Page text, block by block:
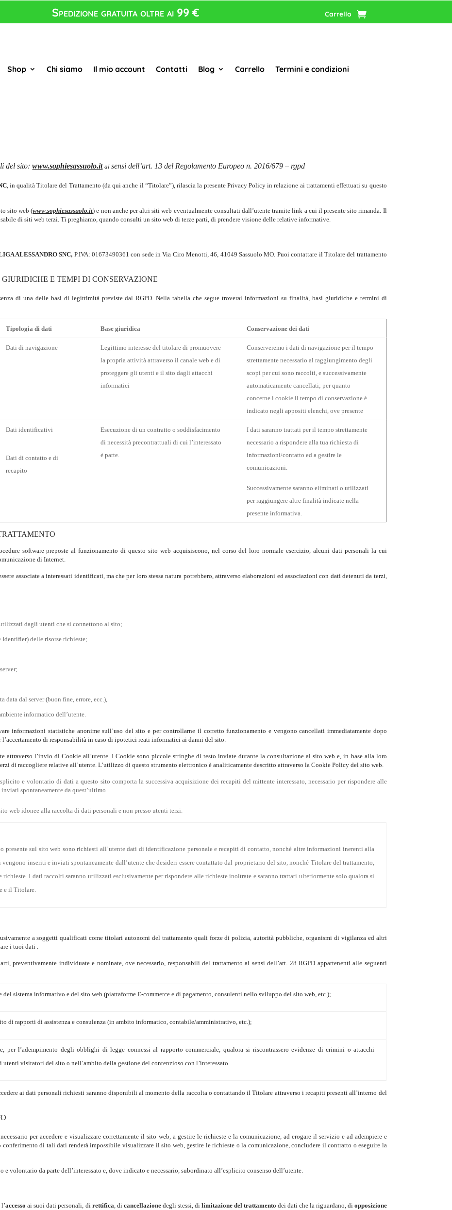
Spedizione gratuita oltre ai 99 € Carrello
Shop Chi siamo Il mio account Contatti Blog Carrello Termini e condizioni
del sito:www.sophiesassuolo.it aisensi dell’art. 13 del Regolamento Europeo n. 2016/679 –rgpd
, in qualità Titolare del Trattamento (da qui anche il “Titolare”), rilascia la presente Privacy Policy in relazione ai trattamenti effettuati su questo
sito web (www.sophiesassuolo.it) e non anche per altri siti web eventualmente consultati dall’utente tramite link a cui il presente sito rimanda. Il
di siti web terzi. Ti preghiamo, quando consulti un sito web di terze parti, di prendere visione delle relative informative.
ALESSANDRO SNC, P.IVA: 01673490361 con sede in Via Ciro Menotti, 46, 41049 Sassuolo MO. Puoi contattare il Titolare del trattamento
E TEMPI DI CONSERVAZIONE
di una delle basi di legittimità previste dal RGPD. Nella tabella che segue troverai informazioni su finalità, basi giuridiche e termini di
Tipologia di dati Base giuridica Conservazione dei dati
Dati di navigazione
Legittimo interesse del titolare di promuovere
la propria attività attraverso il canale web e di
proteggere gli utenti e il sito dagli attacchi
informatici
Conserveremo i dati di navigazione per il tempo
strettamente necessario al raggiungimento degli
scopi per cui sono raccolti, e successivamente
automaticamente cancellati; per quanto
concerne i cookie il tempo di conservazione è
indicato negli appositi elenchi, ove presente
Dati identificativi
Dati di contatto e di
recapito
Esecuzione di un contratto o soddisfacimento
di necessità precontrattuali di cui l’interessato
è parte.
I dati saranno trattati per il tempo strettamente
necessario a rispondere alla tua richiesta di
informazioni/contatto ed a gestire le
comunicazioni.
Successivamente saranno eliminati o utilizzati
per raggiungere altre finalità indicate nella
presente informativa.
software preposte al funzionamento di questo sito web acquisiscono, nel corso del loro normale esercizio, alcuni dati personali la cui
di Internet.
associate a interessati identificati, ma che per loro stessa natura potrebbero, attraverso elaborazioni ed associazioni con dati detenuti da terzi,
dagli utenti che si connettono al sito;
delle risorse richieste;
dal server (buon fine, errore, ecc.),
informatico dell’utente.
informazioni statistiche anonime sull’uso del sito e per controllarne il corretto funzionamento e vengono cancellati immediatamente dopo
di responsabilità in caso di ipotetici reati informatici ai danni del sito.
attraverso l’invio di Cookie all’utente. I Cookie sono piccole stringhe di testo inviate durante la consultazione al sito web e, in base alla loro
di raccogliere relative all’utente. L’utilizzo di questo strumento elettronico è analiticamente descritto attraverso la Cookie Policy del sito web.
e volontario di dati a questo sito comporta la successiva acquisizione dei recapiti del mittente interessato, necessario per rispondere alle
spontaneamente da quest’ultimo.
web idonee alla raccolta di dati personali e non presso utenti terzi.
presente sul sito web sono richiesti all’utente dati di identificazione personale e recapiti di contatto, nonché altre informazioni inerenti alla
inseriti e inviati spontaneamente dall’utente che desideri essere contattato dal proprietario del sito, nonché Titolare del trattamento,
I dati raccolti saranno utilizzati esclusivamente per rispondere alle richieste inoltrate e saranno trattati ulteriormente solo qualora si
e il Titolare.
a soggetti qualificati come titolari autonomi del trattamento quali forze di polizia, autorità pubbliche, organismi di vigilanza ed altri
i tuoi dati .
preventivamente individuate e nominate, ove necessario, responsabili del trattamento ai sensi dell’art. 28 RGPD appartenenti alle seguenti
del sistema informativo e del sito web (piattaforme E-commerce e di pagamento, consulenti nello sviluppo del sito web, etc.);
di rapporti di assistenza e consulenza (in ambito informatico, contabile/amministrativo, etc.);
per l’adempimento degli obblighi di legge connessi al rapporto commerciale, qualora si riscontrassero evidenze di crimini o attacchi
visitatori del sito o nell’ambito della gestione del contenzioso con l’interessato.
ai dati personali richiesti saranno disponibili al momento della raccolta o contattando il Titolare attraverso i recapiti presenti all’interno del
per accedere e visualizzare correttamente il sito web, a gestire le richieste e la comunicazione, ad erogare il servizio e ad adempiere e
di tali dati renderà impossibile visualizzare il sito web, gestire le richieste o la comunicazione, concludere il contratto o eseguire la
volontario da parte dell’interessato e, dove indicato e necessario, subordinato all’esplicito consenso dell’utente.
accesso ai suoi dati personali, di rettifica, di cancellazione degli stessi, di limitazione del trattamento dei dati che la riguardano, di opposizione